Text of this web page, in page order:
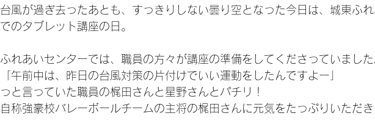
台風が過ぎ去ったあとも、すっきりしない曇り空となった今日は、城東ふ
でのタブレット講座の日。
ふれあいセンターでは、職員の方々が講座の準備をしてくださっていまし
「午前中は、昨日の台風対策の片付けでいい運動をしたんですよー」
っと言っていた職員の梶田さんと星野さんとパチリ！
自称強豪校バレーボールチームの主将の梶田さんに元気をたっぷりいただ